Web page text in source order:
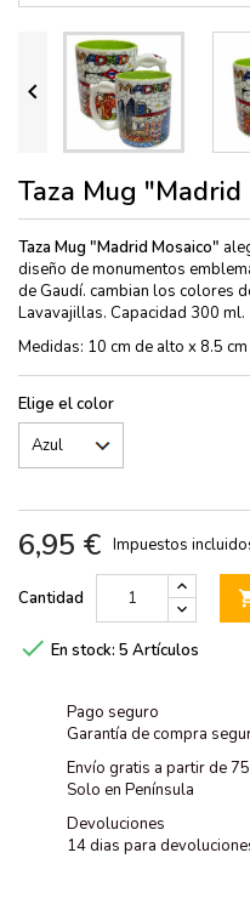

Taza Mug "Madrid
Taza Mug "Madrid Mosaico"
diseño de monumentos
de Gaudí. cambian los colores
Lavavajillas. Capacidad 300 ml.
Medidas: 10 cm de alto x 8.5
Elige el color
6,95 € Impuestos
Cantidad
 En stock: 5 Artículos
Pago seguro
Garantía de compra
Envío gratis a partir de
Solo en Península
Devoluciones
14 dias para